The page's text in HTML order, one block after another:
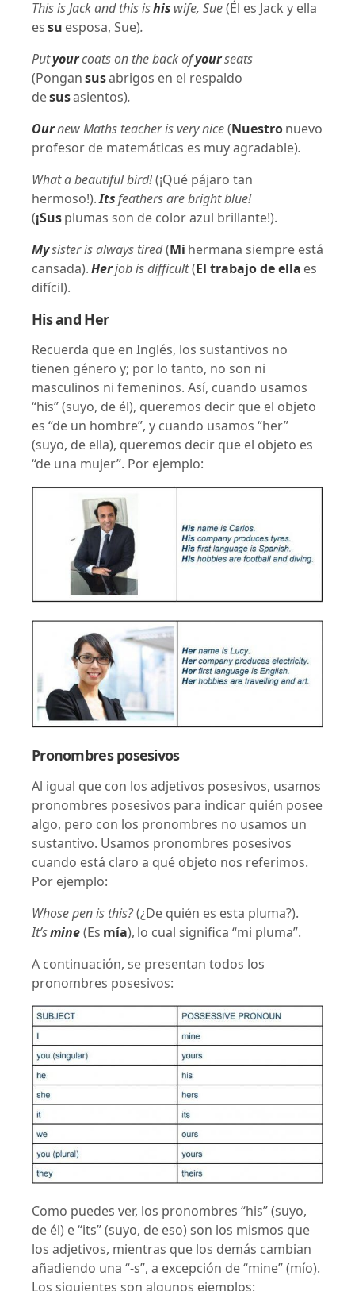
This is Jack and this ishis wife, Sue(Él es Jack y ella
essu esposa, Sue).
Putyourcoats on the back ofyourseats
(Pongansusabrigos en el respaldo
desusasientos).
Ournew Maths teacher is very nice(Nuestronuevo
profesor de matemáticas es muy agradable).
What a beautiful bird!(¡Qué pájaro tan
hermoso!).Itsfeathers are bright blue!
(¡Susplumas son de color azul brillante!).
Mysister is always tired(Mi hermana siempre está
cansada).Herjob is difficult(El trabajo de ella es
difícil).
His and Her
Recuerda que en Inglés, los sustantivos no
tienen género y; por lo tanto, no son ni
masculinos ni femeninos. Así, cuando usamos
“his” (suyo, de él), queremos decir que el objeto
es “de un hombre”, y cuando usamos “her”
(suyo, de ella), queremos decir que el objeto es
“de una mujer”. Por ejemplo:
Pronombres posesivos
Al igual que con los adjetivos posesivos, usamos
pronombres posesivos para indicar quién posee
algo, pero con los pronombres no usamos un
sustantivo. Usamos pronombres posesivos
cuando está claro a qué objeto nos referimos.
Por ejemplo:
Whose pen is this?(¿De quién es esta pluma?).
It’smine(Es mía), lo cual significa “mi pluma”.
A continuación, se presentan todos los
pronombres posesivos:
Como puedes ver, los pronombres “his” (suyo,
de él) e “its” (suyo, de eso) son los mismos que
los adjetivos, mientras que los demás cambian
añadiendo una “-s”, a excepción de “mine” (mío).
Los siguientes son algunos ejemplos: